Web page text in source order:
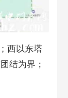
西以东塔
为界；